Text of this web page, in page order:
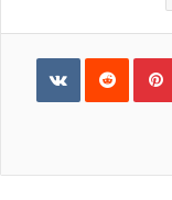
Pinterest